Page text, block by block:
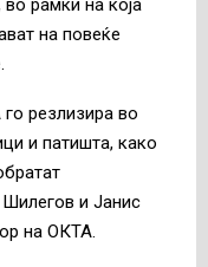
рамки на која
на повеќе
резлизира во
и патишта, како
и Јанис
на ОКТА.